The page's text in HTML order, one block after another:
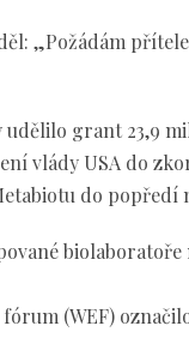
„Požádám
grant 23,9
vlády USA do
do popředí
(WEF)